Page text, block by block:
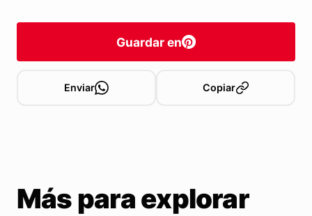
Guardar en
Enviar Copiar
Más para explorar